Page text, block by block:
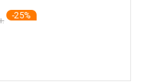
-25%